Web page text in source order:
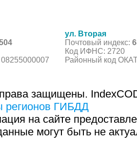
ул. Вторая
Почтовый индекс:
Код ИФНС: 2720
Районный код
защищены.
ГИБДД
на сайте
могут быть не